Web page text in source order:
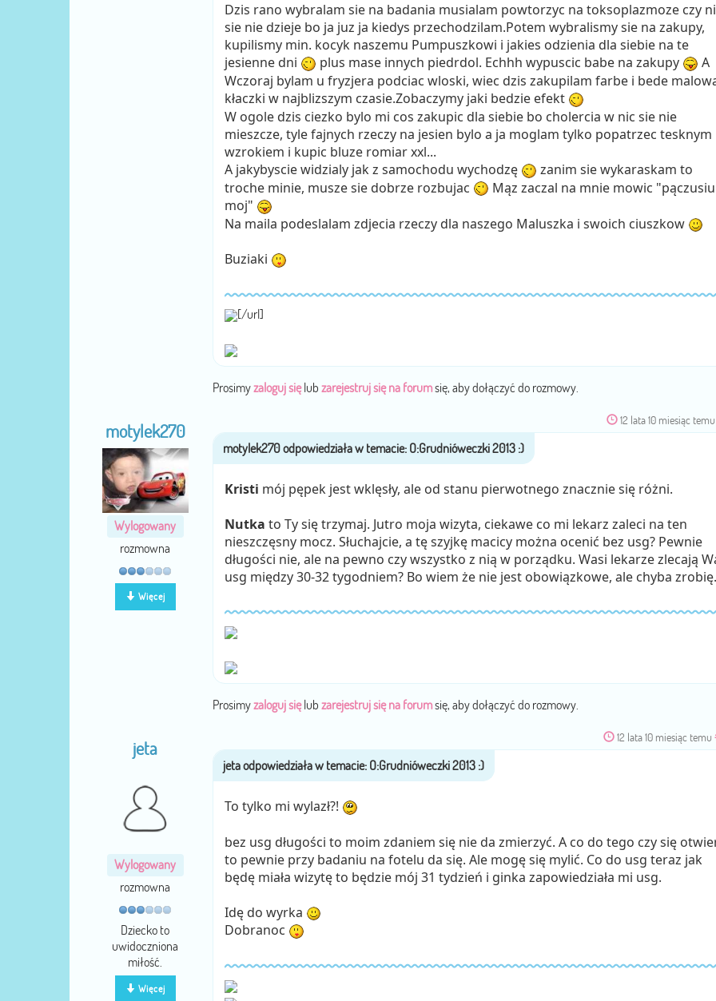
Dzis rano wybralam sie na badania musialam powtorzyc na toksoplazmoze czy
sie nie dzieje bo ja juz ja kiedys przechodzilam.Potem wybralismy sie na zakupy,
kupilismy min. kocyk naszemu Pumpuszkowi i jakies odzienia dla siebie na te
jesienne dni
plus mase innych piedrdol. Echhh wypuscic babe na zakupy
A
Wczoraj bylam u fryzjera podciac wloski, wiec dzis zakupilam farbe i bede
kłaczki w najblizszym czasie.Zobaczymy jaki bedzie efekt
W ogole dzis ciezko bylo mi cos zakupic dla siebie bo cholercia w nic sie nie
mieszcze, tyle fajnych rzeczy na jesien bylo a ja moglam tylko popatrzec tesknym
wzrokiem i kupic bluze romiar xxl...
A jakybyscie widzialy jak z samochodu wychodzę
zanim sie wykaraskam to
troche minie, musze sie dobrze rozbujac
Mąz zaczal na mnie mowic "pączusiu
moj"
Na maila podeslalam zdjecia rzeczy dla naszego Maluszka i swoich ciuszkow
Buziaki
[/url]
Prosimyzaloguj sięlub zarejestruj się na forumsię, aby dołączyć do rozmowy.
motylek270
Wylogowany
rozmowna
Więcej
12 lata 10 miesiąc temu
Kristi mój pępek jest wklęsły, ale od stanu pierwotnego znacznie się różni.
Nutka to Ty się trzymaj. Jutro moja wizyta, ciekawe co mi lekarz zaleci na ten
nieszczęsny mocz. Słuchajcie, a tę szyjkę macicy można ocenić bez usg? Pewnie
długości nie, ale na pewno czy wszystko z nią w porządku. Wasi lekarze zlecają
usg między 30-32 tygodniem? Bo wiem że nie jest obowiązkowe, ale chyba zrobię.
Prosimyzaloguj sięlub zarejestruj się na forumsię, aby dołączyć do rozmowy.
jeta
Wylogowany
rozmowna
Dziecko to
uwidoczniona
miłość.
Więcej
12 lata 10 miesiąc temu
To tylko mi wylazł?!
bez usg długości to moim zdaniem się nie da zmierzyć. A co do tego czy się
to pewnie przy badaniu na fotelu da się. Ale mogę się mylić. Co do usg teraz jak
będę miała wizytę to będzie mój 31 tydzień i ginka zapowiedziała mi usg.
Idę do wyrka
Dobranoc